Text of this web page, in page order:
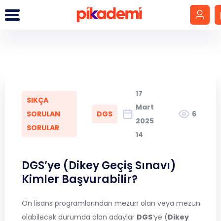
LGS
YKS
KPSS
MEB-AGS
SIKÇA
SORULAN
SORULAR
DGS
17
Mart
2025
14
6
DGS’ye (Dikey Geçiş Sınavı)
Kimler Başvurabilir?
Ön lisans programlarından mezun olan veya mezun
olabilecek durumda olan adaylar DGS’ye (Dikey